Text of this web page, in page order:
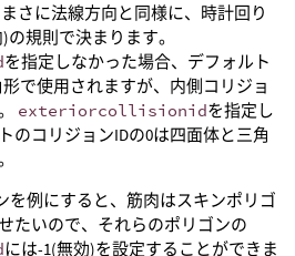
さに法線方向と同様に、時計回り
規則で決まります。
を指定しなかった場合、デフォルト
で使用されますが、内側コリジョ
exteriorcollisionidを指定し
のコリジョンIDの0は四面体と三角
を例にすると、筋肉はスキンポリゴ
たいので、それらのポリゴンの
には-1(無効)を設定することができま